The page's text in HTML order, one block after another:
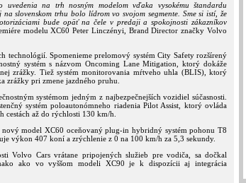
na trh nosným modelom vďaka vysokému štandardu
slovenskom trhu bolo lídrom vo svojom segmente. Sme si istí, že
bude opäť na čele v predaji a spokojnosti zákazníkov
modelu XC60 Peter Linczényi, Brand Director značky Volvo
technológií. Spomenieme prelomový systém City Safety rozšírený
systém s názvom Oncoming Lane Mitigation, ktorý dokáže
zrážky. Tiež systém monitorovania mŕtveho uhla (BLIS), ktorý
zrážky pri zmene jazdného pruhu.
systémom jedným z najbezpečnejších vozidiel súčasnosti.
systém poloautonómneho riadenia Pilot Assist, ktorý ovláda
cestách až do rýchlosti 130 km/h.
model XC60 oceňovaný plug-in hybridný systém pohonu T8
výkon 407 koní a zrýchlenie z 0 na 100 km/h za 5,3 sekundy.
Volvo Cars vrátane pripojených služieb pre vodiča, sa dočkal
ako vo vyššom modeli XC90 je k dispozícii aj integrácia